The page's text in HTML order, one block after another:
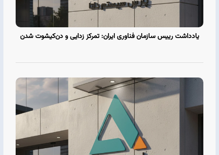
یادداشت رییس سازمان فناوری ایران: تمرکز‌ زدایی و دن‌کیشوت‌ شدن